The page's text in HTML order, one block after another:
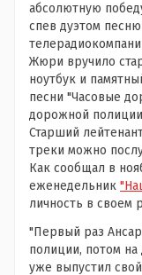
абсолютную
спев дуэтом
Жюри вручило
ноутбук и
песни "Часовые
дорожной полиции
Старший
треки можно
Как сообщал в
еженедельник
личность в своем
"Первый раз Ансар
полиции, потом на
уже выпустил